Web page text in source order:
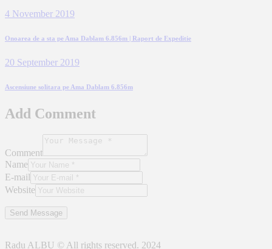
4 November 2019
Onoarea de a sta pe Ama Dablam 6.856m | Raport de Expeditie
20 September 2019
Ascensiune solitara pe Ama Dablam 6.856m
Add Comment
Comment
Name
E-mail
Website
Radu ALBU © All rights reserved. 2024